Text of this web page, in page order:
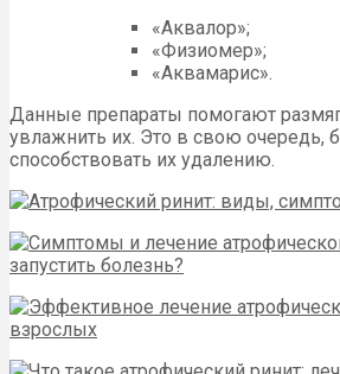
«Аквалор»;
«Физиомер»;
«Аквамарис».
Данные препараты помогают
увлажнить их. Это в свою очередь,
способствовать их удалению.